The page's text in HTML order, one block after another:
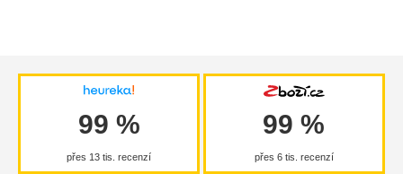
99 %
přes 13 tis. recenzí
99 %
přes 6 tis. recenzí